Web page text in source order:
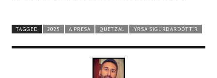
TAGGED 2025 A PRESA QUETZAL YRSA SIGURDARDÓTTIR